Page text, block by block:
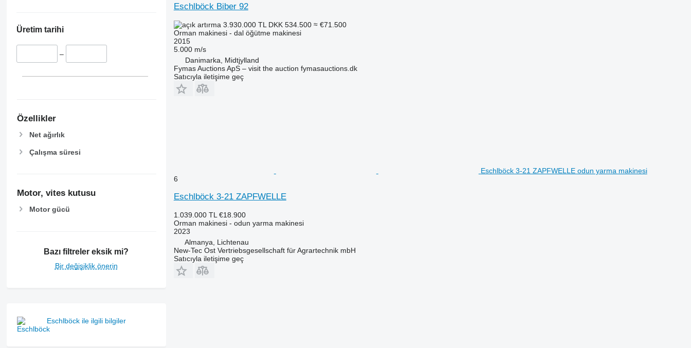
Üretim tarihi
–
Özellikler
Net ağırlık
Çalışma süresi
Motor, vites kutusu
Motor gücü
Bazı filtreler eksik mi?
Bir değişiklik önerin
Eschlböck ile ilgili bilgiler
Eschlböck Biber 92
3.930.000 TL DKK 534.500 ≈ €71.500
Orman makinesi - dal öğütme makinesi
2015
5.000 m/s
Danimarka, Midtjylland
Fymas Auctions ApS – visit the auction fymasauctions.dk
Satıcıyla iletişime geç
Eschlböck 3-21 ZAPFWELLE odun yarma makinesi
6
Eschlböck 3-21 ZAPFWELLE
1.039.000 TL €18.900
Orman makinesi - odun yarma makinesi
2023
Almanya, Lichtenau
New-Tec Ost Vertriebsgesellschaft für Agrartechnik mbH
Satıcıyla iletişime geç